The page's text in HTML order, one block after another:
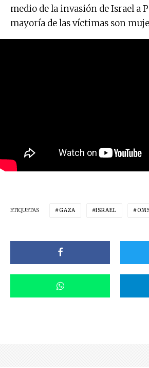
medio de la invasión de Israel a
mayoría de las víctimas son
ETIQUETAS GAZA ISRAEL